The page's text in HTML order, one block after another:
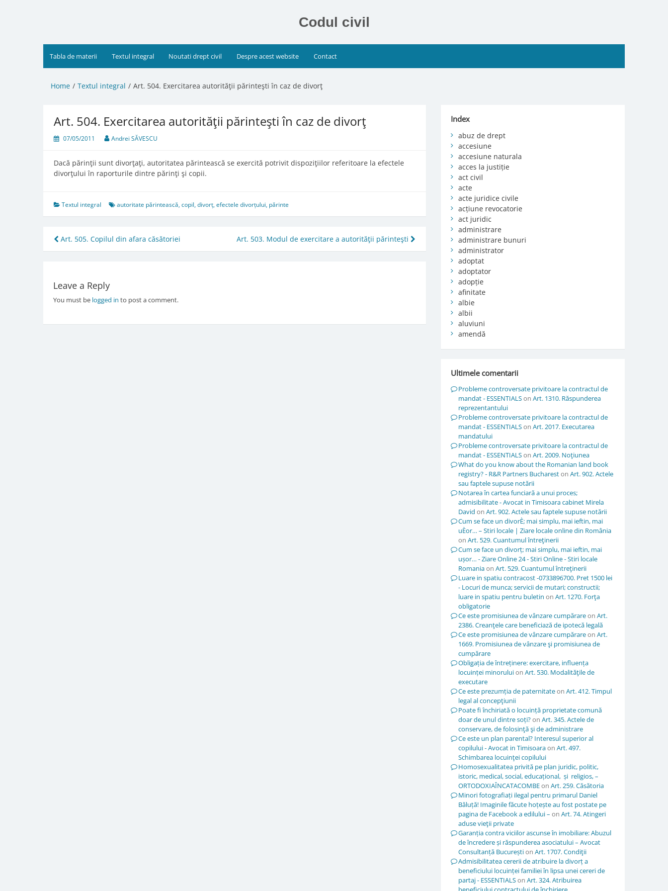
Codul civil
Tabla de materii Textul integral Noutati drept civil Despre acest website Contact
Home Textul integral Art. 504. Exercitarea autorităţii părinteşti în caz de divorţ
Art. 504. Exercitarea autorităţii părinteşti în caz de divorţ
07/05/2011 Andrei SĂVESCU
Dacă părinţii sunt divorţaţi, autoritatea părintească se exercită potrivit dispoziţiilor referitoare la efectele
divorţului în raporturile dintre părinţi şi copii.
Textul integral autoritate părintească,copil,divorț,efectele divorțului, părinte
Post
navigation
Art. 505. Copilul din afara căsătoriei Art. 503. Modul de exercitare a autorităţii părinteşti
Leave a Reply
You must be logged in to post a comment.
Index
abuz de drept
accesiune
accesiune naturala
acces la justiție
act civil
acte
acte juridice civile
acțiune revocatorie
act juridic
administrare
administrare bunuri
administrator
adoptat
adoptator
adopție
afinitate
albie
albii
aluviuni
amendă
Ultimele comentarii
Probleme controversate privitoare la contractul de
mandat - ESSENTIALSon Art. 1310. Răspunderea
reprezentantului
Probleme controversate privitoare la contractul de
mandat - ESSENTIALSon Art. 2017. Executarea
mandatului
Probleme controversate privitoare la contractul de
mandat - ESSENTIALSon Art. 2009. Noţiunea
What do you know about the Romanian land book
registry? - R&R Partners Buchareston Art. 902. Actele
sau faptele supuse notării
Notarea în cartea funciară a unui proces;
admisibilitate - Avocat in Timisoara cabinet Mirela
David on Art. 902. Actele sau faptele supuse notării
Cum se face un divorÈ; mai simplu, mai ieftin, mai
uÈor… – Stiri locale | Ziare locale online din România
on Art. 529. Cuantumul întreţinerii
Cum se face un divorț; mai simplu, mai ieftin, mai
ușor… - Ziare Online 24 - Stiri Online - Stiri locale
Romaniaon Art. 529. Cuantumul întreţinerii
Luare in spatiu contracost -0733896700. Pret 1500 lei
- Locuri de munca; servicii de mutari; constructii;
luare in spatiu pentru buletin on Art. 1270. Forţa
obligatorie
Ce este promisiunea de vânzare cumpărareon Art.
2386. Creanţele care beneficiază de ipotecă legală
Ce este promisiunea de vânzare cumpărareon Art.
1669. Promisiunea de vânzare şi promisiunea de
cumpărare
Obligația de întreținere: exercitare, influența
locuinței minoruluion Art. 530. Modalităţile de
executare
Ce este prezumția de paternitateon Art. 412. Timpul
legal al concepţiunii
Poate fi închiriată o locuință proprietate comună
doar de unul dintre soți?on Art. 345. Actele de
conservare, de folosinţă şi de administrare
Ce este un plan parental? Interesul superior al
copilului - Avocat in Timisoaraon Art. 497.
Schimbarea locuinţei copilului
Homosexualitatea privită pe plan juridic, politic,
istoric, medical, social, educațional, și religios, –
ORTODOXIAÎNCATACOMBEon Art. 259. Căsătoria
Minori fotografiați ilegal pentru primarul Daniel
Băluță! Imaginile făcute hoțește au fost postate pe
pagina de Facebook a edilului – on Art. 74. Atingeri
aduse vieţii private
Garanția contra viciilor ascunse în imobiliare: Abuzul
de încredere și răspunderea asociatului – Avocat
Consultanță Bucureștion Art. 1707. Condiţii
Admisibilitatea cererii de atribuire la divorț a
beneficiului locuinței familiei în lipsa unei cereri de
partaj - ESSENTIALSon Art. 324. Atribuirea